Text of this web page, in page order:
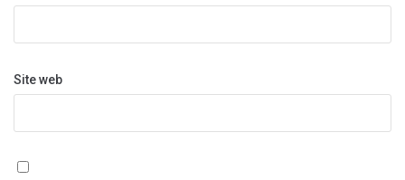
Site web